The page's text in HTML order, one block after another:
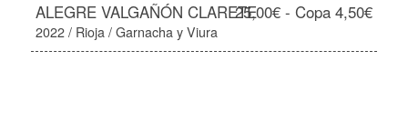
ALEGRE VALGAÑÓN CLARETE25,00€ - Copa 4,50€
2022 / Rioja / Garnacha y Viura